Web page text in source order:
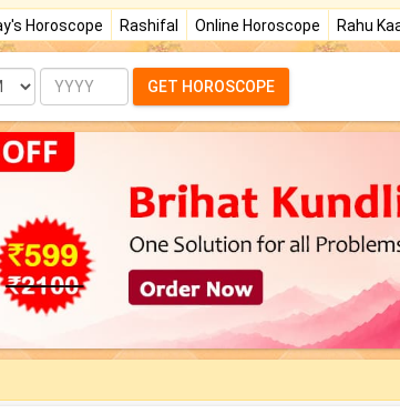
Horoscope Rashifal Online Horoscope
Rahu
Year GET HOROSCOPE